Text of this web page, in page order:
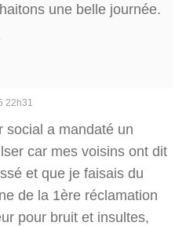
une belle journée.
22h31
social a mandaté un
car mes voisins ont dit
et que je faisais du
de la 1ère réclamation
pour bruit et insultes,